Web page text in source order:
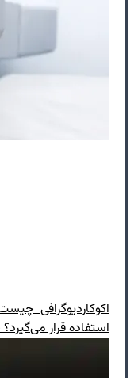
اکوکاردیوگرافی
استفاده قرار